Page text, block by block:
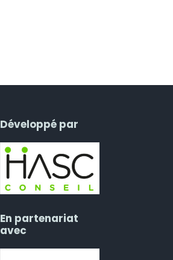
Développé par
En partenariat
avec